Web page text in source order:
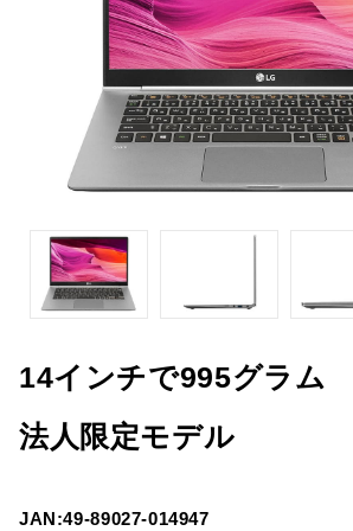
14インチで995グラム
法人限定モデル
JAN:49-89027-014947